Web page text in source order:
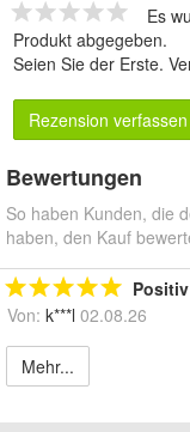
Es
Produkt abgegeben.
Seien Sie der Erste.
Rezension verfassen
Bewertungen
So haben Kunden, die
haben, den Kauf
Positiv
Von: k***l 02.08.26
Mehr...